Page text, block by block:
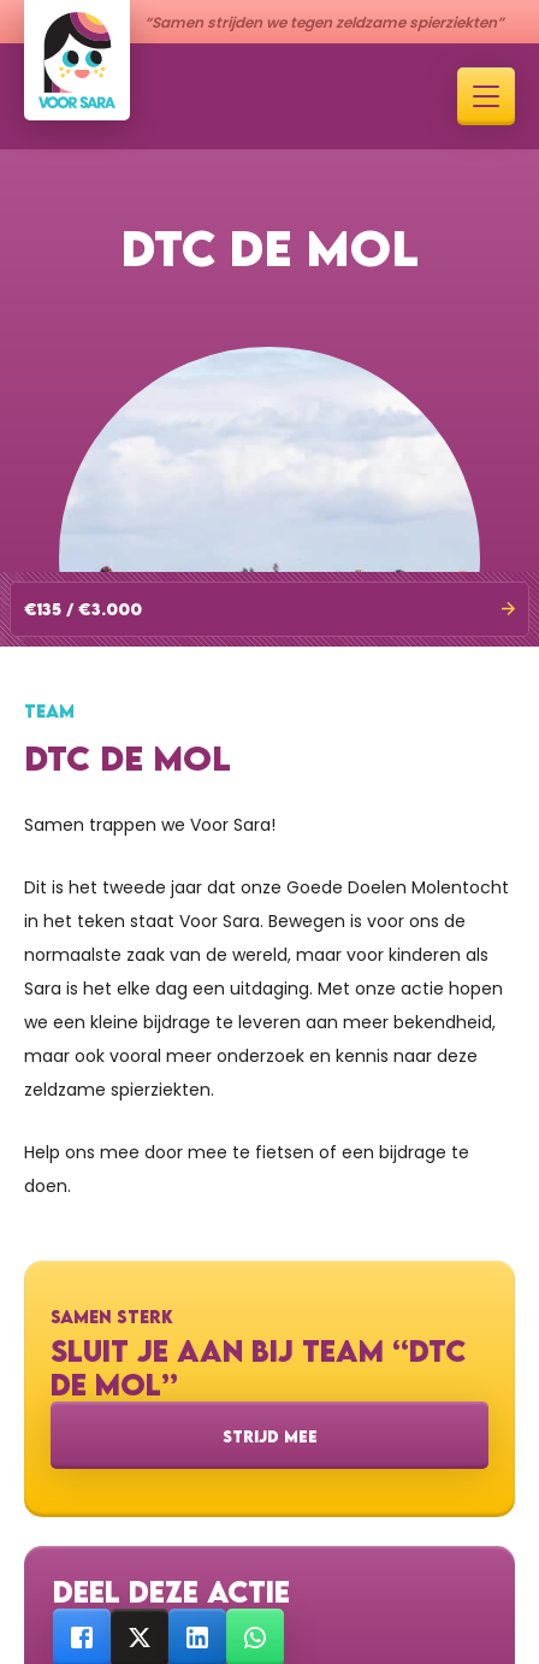
“Samen strijden we tegen zeldzame spierziekten”
DTC DE MOL
€135 / €3.000
TEAM
DTC DE MOL
Samen trappen we Voor Sara!
Dit is het tweede jaar dat onze Goede Doelen Molentocht
in het teken staat Voor Sara. Bewegen is voor ons de
normaalste zaak van de wereld, maar voor kinderen als
Sara is het elke dag een uitdaging. Met onze actie hopen
we een kleine bijdrage te leveren aan meer bekendheid,
maar ook vooral meer onderzoek en kennis naar deze
zeldzame spierziekten.
Help ons mee door mee te fietsen of een bijdrage te
doen.
SAMEN STERK
SLUIT JE AAN BIJ TEAM “DTC
DE MOL”
STRIJD MEE
DEEL DEZE ACTIE